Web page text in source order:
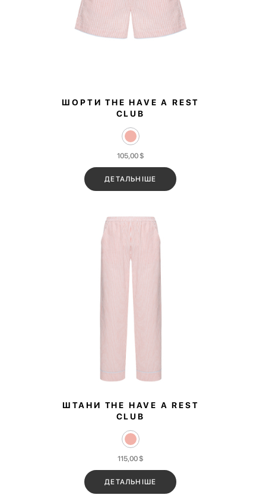
ШОРТИ THE HAVE A REST
CLUB
105,00$
ДЕТАЛЬНІШЕ
ШТАНИ THE HAVE A REST
CLUB
115,00$
ДЕТАЛЬНІШЕ
💌 Долучайся до спільноти Have A Rest!
Підпишись на наші новини та отримай